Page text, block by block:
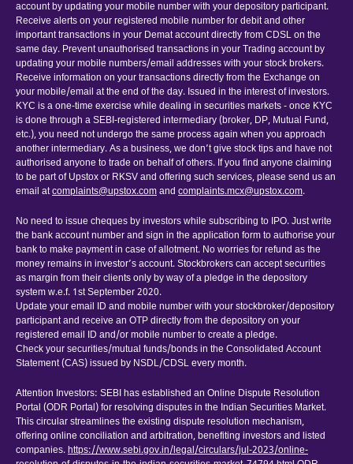
account by updating your mobile number with your depository participant.
Receive alerts on your registered mobile number for debit and other
important transactions in your Demat account directly from CDSL on the
same day. Prevent unauthorised transactions in your Trading account by
updating your mobile numbers/email addresses with your stock brokers.
Receive information on your transactions directly from the Exchange on
your mobile/email at the end of the day. Issued in the interest of investors.
KYC is a one-time exercise while dealing in securities markets - once KYC
is done through a SEBI-registered intermediary (broker, DP, Mutual Fund,
etc.), you need not undergo the same process again when you approach
another intermediary. As a business, we don’t give stock tips and have not
authorised anyone to trade on behalf of others. If you find anyone claiming
to be part of Upstox or RKSV and offering such services, please send us an
email atcomplaints@upstox.comand complaints.mcx@upstox.com.
No need to issue cheques by investors while subscribing to IPO. Just write
the bank account number and sign in the application form to authorise your
bank to make payment in case of allotment. No worries for refund as the
money remains in investor’s account. Stockbrokers can accept securities
as margin from their clients only by way of a pledge in the depository
system w.e.f. 1st September 2020.
Update your email ID and mobile number with your stockbroker/depository
participant and receive an OTP directly from the depository on your
registered email ID and/or mobile number to create a pledge.
Check your securities/mutual funds/bonds in the Consolidated Account
Statement (CAS) issued by NSDL/CDSL every month.
Attention Investors: SEBI has established an Online Dispute Resolution
Portal (ODR Portal) for resolving disputes in the Indian Securities Market.
This circular streamlines the existing dispute resolution mechanism,
offering online conciliation and arbitration, benefiting investors and listed
companies.https://www.sebi.gov.in/legal/circulars/jul-2023/online-